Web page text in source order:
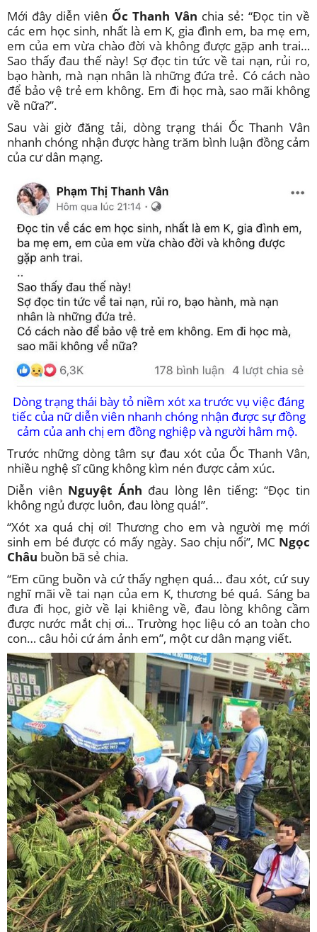
Mới đây diễn viên Ốc Thanh Vân chia sẻ: “Đọc tin về
các em học sinh, nhất là em K, gia đình em, ba mẹ em,
em của em vừa chào đời và không được gặp anh trai…
Sao thấy đau thế này! Sợ đọc tin tức về tai nạn, rủi ro,
bạo hành, mà nạn nhân là những đứa trẻ. Có cách nào
để bảo vệ trẻ em không. Em đi học mà, sao mãi không
về nữa?”.
Sau vài giờ đăng tải, dòng trạng thái Ốc Thanh Vân
nhanh chóng nhận được hàng trăm bình luận đồng cảm
của cư dân mạng.
Dòng trạng thái bày tỏ niềm xót xa trước vụ việc đáng
tiếc của nữ diễn viên nhanh chóng nhận được sự đồng
cảm của anh chị em đồng nghiệp và người hâm mộ.
Trước những dòng tâm sự đau xót của Ốc Thanh Vân,
nhiều nghệ sĩ cũng không kìm nén được cảm xúc.
Diễn viên Nguyệt Ánh đau lòng lên tiếng: “Đọc tin
không ngủ được luôn, đau lòng quá!”.
“Xót xa quá chị ơi! Thương cho em và người mẹ mới
sinh em bé được có mấy ngày. Sao chịu nổi”, MC Ngọc
Châu buồn bã sẻ chia.
“Em cũng buồn và cứ thấy nghẹn quá… đau xót, cứ suy
nghĩ mãi về tai nạn của em K, thương bé quá. Sáng ba
đưa đi học, giờ về lại khiêng về, đau lòng không cầm
được nước mắt chị ơi… Trường học liệu có an toàn cho
con… câu hỏi cứ ám ảnh em”, một cư dân mạng viết.